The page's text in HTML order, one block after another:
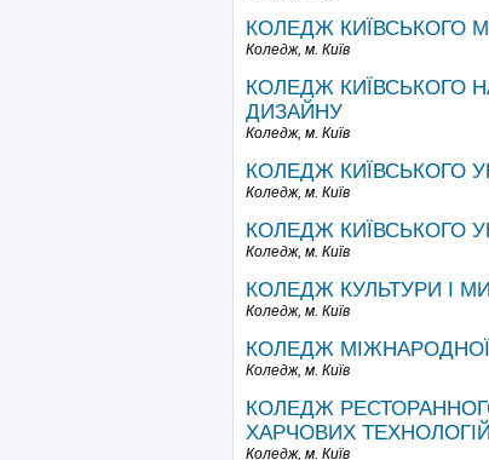
КОЛЕДЖ КИЇВСЬКОГО
Коледж, м. Київ
КОЛЕДЖ КИЇВСЬКОГО
ДИЗАЙНУ
Коледж, м. Київ
КОЛЕДЖ КИЇВСЬКОГО
Коледж, м. Київ
КОЛЕДЖ КИЇВСЬКОГО
Коледж, м. Київ
КОЛЕДЖ КУЛЬТУРИ І
Коледж, м. Київ
КОЛЕДЖ МІЖНАРОДНОЇ
Коледж, м. Київ
КОЛЕДЖ
ХАРЧОВИХ ТЕХНОЛОГІЙ
Коледж, м. Київ